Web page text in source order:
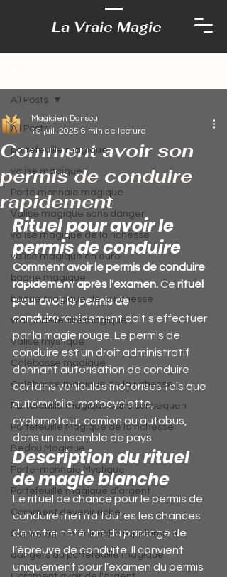
La Vraie Magie
All Posts
portefeuille magique
valise magique
Porte monnaie magique
Valise magique sans danger
valise magique de la richesse
valise magique en euro
bague magique
bague magique de la richesse
vrai portefeuille magique
Valise mystique
Calebasse magique
Calebasse magique de la richesse
Portefeuille magique sans conséquen
Portefeuille Magique de la richesse
Bedou Magique
Porte-monnaie Mystique
Portefeuille magique d'argent
Comment devenir riche
Comment devenir riche rapidement
dangers du portefeuille magique
All Posts
Comment avoir son
permis de conduire
rapidement
Magicien Dansou
16 juil. 2025 6 min de lecture
Rituel pour avoir le
permis de conduire
Comment avoir le permis de conduire
rapidement après l'examen. Ce rituel
pour avoir le permis de
conduire rapidementdoit s'effectuer
par la magie rouge. Le permis de
conduire est un droit administratif
donnant autorisation de conduire
certains véhicules motorisés tels que
automobile, motocyclette,
cyclomoteur, camion ou autobus,
dans un ensemble de pays.
Description du rituel
de magie blanche
Le rituel de chance pour le permis de
conduire mettra toutes les chances
de votre côté lors du passage de
l’épreuve de conduite. Il convient
uniquement pour l’examen du permis